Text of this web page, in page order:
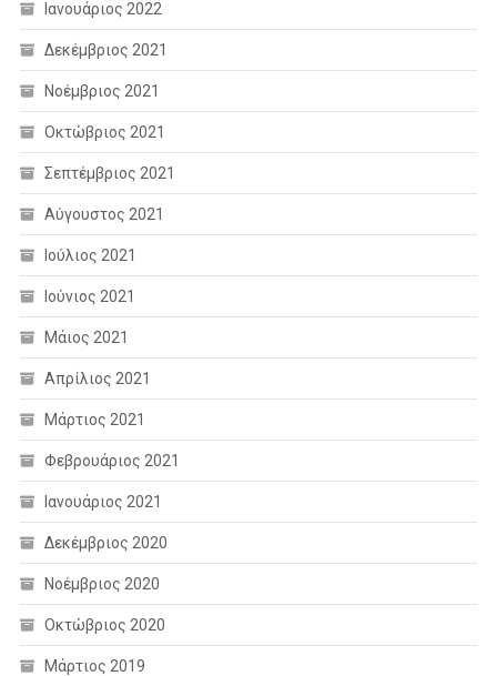
Ιανουάριος 2022
Δεκέμβριος 2021
Νοέμβριος 2021
Οκτώβριος 2021
Σεπτέμβριος 2021
Αύγουστος 2021
Ιούλιος 2021
Ιούνιος 2021
Μάιος 2021
Απρίλιος 2021
Μάρτιος 2021
Φεβρουάριος 2021
Ιανουάριος 2021
Δεκέμβριος 2020
Νοέμβριος 2020
Οκτώβριος 2020
Μάρτιος 2019